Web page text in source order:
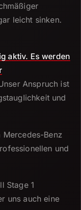
leicht sinken.
aktiv. Es werden
Anspruch ist
und
Benz
und
Stage 1
uns auch eine